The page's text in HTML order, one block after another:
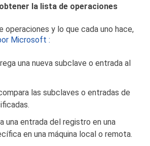
operaciones y lo que cada uno hace,
Microsoft :
una nueva subclave o entrada al
las subclaves o entradas de
una entrada del registro en una
en una máquina local o remota.